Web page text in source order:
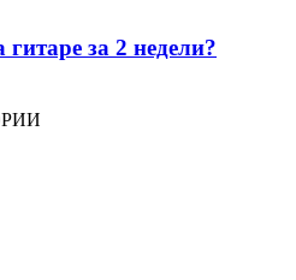
за 2 недели?